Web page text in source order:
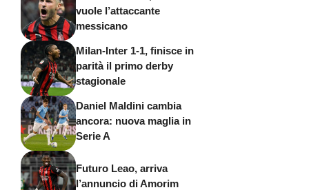
vuole l’attaccante
messicano
Milan-Inter 1-1, finisce in
parità il primo derby
stagionale
Daniel Maldini cambia
ancora: nuova maglia in
Serie A
Futuro Leao, arriva
l’annuncio di Amorim